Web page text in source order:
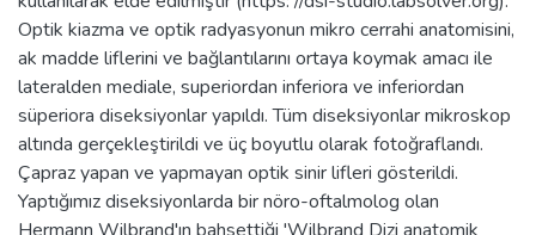
Optik kiazma ve optik radyasyonun mikro cerrahi anatomisini,
ak madde liflerini ve bağlantılarını ortaya koymak amacı ile
lateralden mediale, superiordan inferiora ve inferiordan
süperiora diseksiyonlar yapıldı. Tüm diseksiyonlar mikroskop
altında gerçekleştirildi ve üç boyutlu olarak fotoğraflandı.
Çapraz yapan ve yapmayan optik sinir lifleri gösterildi.
Yaptığımız diseksiyonlarda bir nöro-oftalmolog olan